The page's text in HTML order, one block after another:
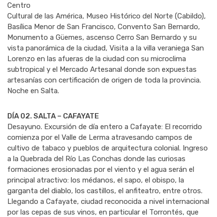
Centro
Cultural de las América, Museo Histórico del Norte (Cabildo),
Basílica Menor de San Francisco, Convento San Bernardo,
Monumento a Güemes, ascenso Cerro San Bernardo y su
vista panorámica de la ciudad, Visita a la villa veraniega San
Lorenzo en las afueras de la ciudad con su microclima
subtropical y el Mercado Artesanal donde son expuestas
artesanías con certificación de origen de toda la provincia.
Noche en Salta.
DÍA 02. SALTA – CAFAYATE
Desayuno. Excursión de día entero a Cafayate: El recorrido
comienza por el Valle de Lerma atravesando campos de
cultivo de tabaco y pueblos de arquitectura colonial. Ingreso
a la Quebrada del Río Las Conchas donde las curiosas
formaciones erosionadas por el viento y el agua serán el
principal atractivo: los médanos, el sapo, el obispo, la
garganta del diablo, los castillos, el anfiteatro, entre otros.
Llegando a Cafayate, ciudad reconocida a nivel internacional
por las cepas de sus vinos, en particular el Torrontés, que